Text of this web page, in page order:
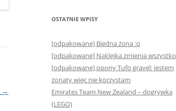
→
OSTATNIE WPISY
[odpakowane] Biedna żona :o
[odpakowane] Naklejka zmienia wszystko
[odpakowane] opony Tufo gravel: jestem
żonaty więc nie korzystam
Emirates Team New Zealand – dogrywka
(LEGO)